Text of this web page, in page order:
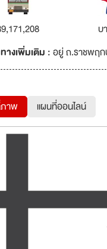
บ
างเพิ่มเติม :อยู่ ถ.ราชพฤก
าพ
แผนที่ออนไลน์